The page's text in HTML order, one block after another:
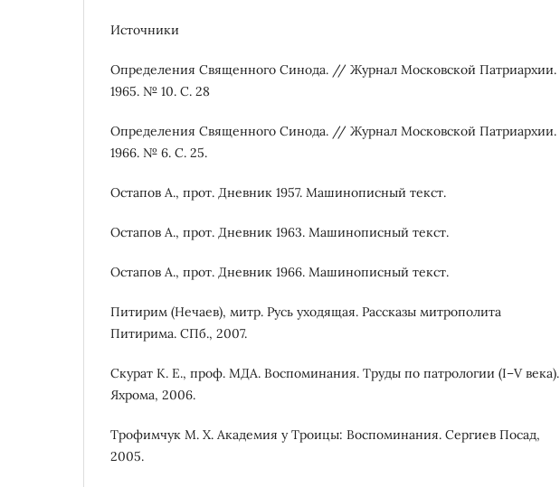
Источники
Определения Священного Синода. // Журнал Московской Патриархии.
1965. № 10. С. 28
Определения Священного Синода. // Журнал Московской Патриархии.
1966. № 6. С. 25.
Остапов А., прот. Дневник 1957. Машинописный текст.
Остапов А., прот. Дневник 1963. Машинописный текст.
Остапов А., прот. Дневник 1966. Машинописный текст.
Питирим (Нечаев), митр. Русь уходящая. Рассказы митрополита
Питирима. СПб., 2007.
Скурат К. Е., проф. МДА. Воспоминания. Труды по патрологии (I–V века).
Яхрома, 2006.
Трофимчук М. Х. Академия у Троицы: Воспоминания. Сергиев Посад,
2005.